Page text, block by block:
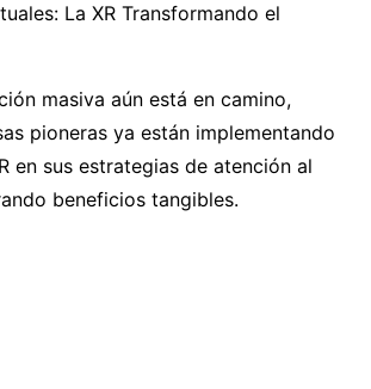
La XR Transformando el
masiva aún está en camino,
pioneras ya están implementando
en sus estrategias de atención al
beneficios tangibles.